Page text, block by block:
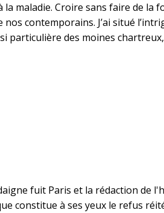
maladie. Croire sans faire de la
contemporains. J’ai situé
particulière des moines
fuit Paris et la rédaction de
constitue à ses yeux le refus